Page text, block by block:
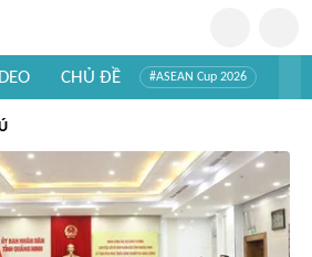
CHỦ ĐỀ #ASEAN Cup 2026